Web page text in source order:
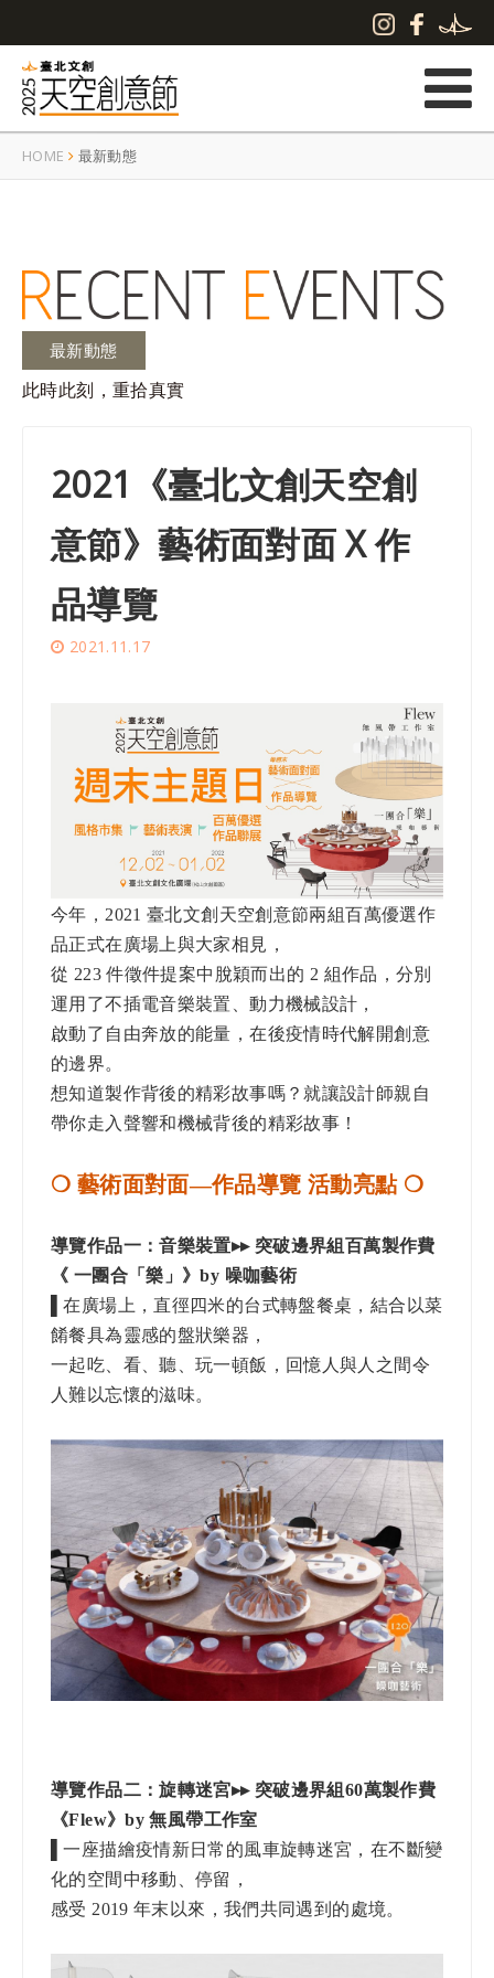
HOME 最新動態
最新動態
此時此刻，重拾真實
2021《臺北文創天空創
意節》藝術面對面 X 作
品導覽
2021.11.17
今年，2021 臺北文創天空創意節兩組百萬優選作
品正式在廣場上與大家相見，
從 223 件徵件提案中脫穎而出的 2 組作品，分別
運用了不插電音樂裝置、動力機械設計，
啟動了自由奔放的能量，在後疫情時代解開創意
的邊界。
想知道製作背後的精彩故事嗎？就讓設計師親自
帶你走入聲響和機械背後的精彩故事！
❍ 藝術面對面—作品導覽 活動亮點 ❍​
導覽作品一：音樂裝置▸▸ 突破邊界組百萬製作費
《 一團合「樂」》by 噪咖藝術
▌在廣場上，直徑四米的台式轉盤餐桌，​結合以菜
餚餐具為靈感的盤狀樂器，​
一起吃、看、聽、玩一頓飯，​回憶人與人之間令
人難以忘懷的滋味。
導覽作品二：旋轉迷宮▸▸ 突破邊界組60萬製作費
《Flew》by 無風帶工作室
▌一座描繪疫情新日常的風車旋轉迷宮，​在不斷變
化的空間中移動、停留，​
感受 2019 年末以來，我們共同遇到的處境。